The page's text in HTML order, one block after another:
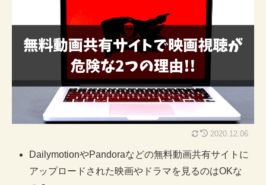
2020.12.06
DailymotionやPandoraなどの無料動画共有サイトに
アップロードされた映画やドラマを見るのはOKな